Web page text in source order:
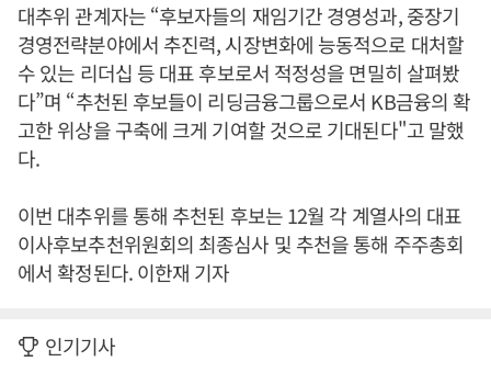
대추위 관계자는 “후보자들의 재임기간 경영성과, 중장기
경영전략분야에서 추진력, 시장변화에 능동적으로 대처할
수 있는 리더십 등 대표 후보로서 적정성을 면밀히 살펴봤
다”며 “추천된 후보들이 리딩금융그룹으로서 KB금융의 확
고한 위상을 구축에 크게 기여할 것으로 기대된다"고 말했
다.
이번 대추위를 통해 추천된 후보는 12월 각 계열사의 대표
이사후보추천위원회의 최종심사 및 추천을 통해 주주총회
에서 확정된다. 이한재 기자
인기기사